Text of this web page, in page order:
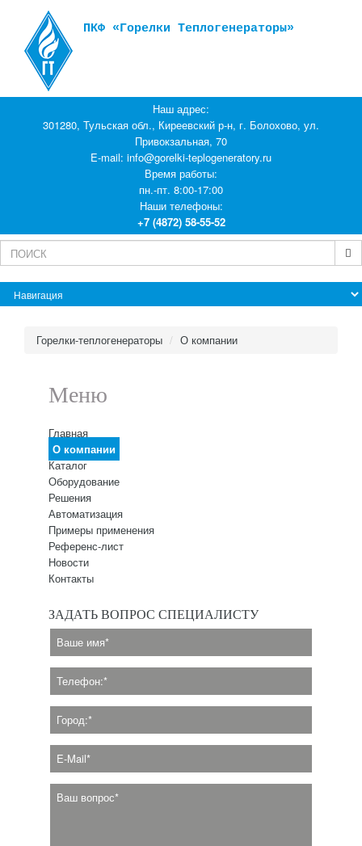
ПКФ «Горелки Теплогенераторы»
Наш адрес:
301280, Тульская обл., Киреевский р-н, г. Болохово, ул.
Привокзальная, 70
E-mail: info@gorelki-teplogeneratory.ru
Время работы:
пн.-пт. 8:00-17:00
Наши телефоны:
+7 (4872) 58-55-52
Горелки-теплогенераторы О компании
Меню
Главная
О компании
Каталог
Оборудование
Решения
Автоматизация
Примеры применения
Референс-лист
Новости
Контакты
ЗАДАТЬ ВОПРОС СПЕЦИАЛИСТУ